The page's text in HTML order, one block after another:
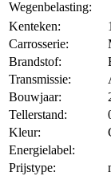
Wegenbelasting:
Kenteken:
Carrosserie:
Brandstof:
Transmissie:
Bouwjaar:
Tellerstand:
Kleur:
Energielabel:
Prijstype: